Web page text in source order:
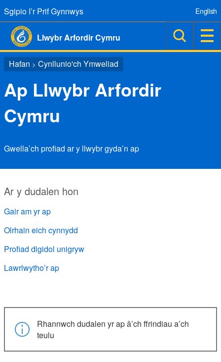
Sgipio I’r Prif Gynnwys
Llwybr Arfordir Cymru
English
Hafan > Cynllunio'ch Ymweliad
Ap Llwybr Arfordir
Cymru
Gwella’ch profiad ar y llwybr gyda’n ap
Ar y dudalen hon
Gair am yr ap
Olrhain eich cynnydd
Profiad digidol unigryw
Lawrlwytho’r ap
Rhannwch dudalen yr ap â’ch ffrindiau a’ch
teulu